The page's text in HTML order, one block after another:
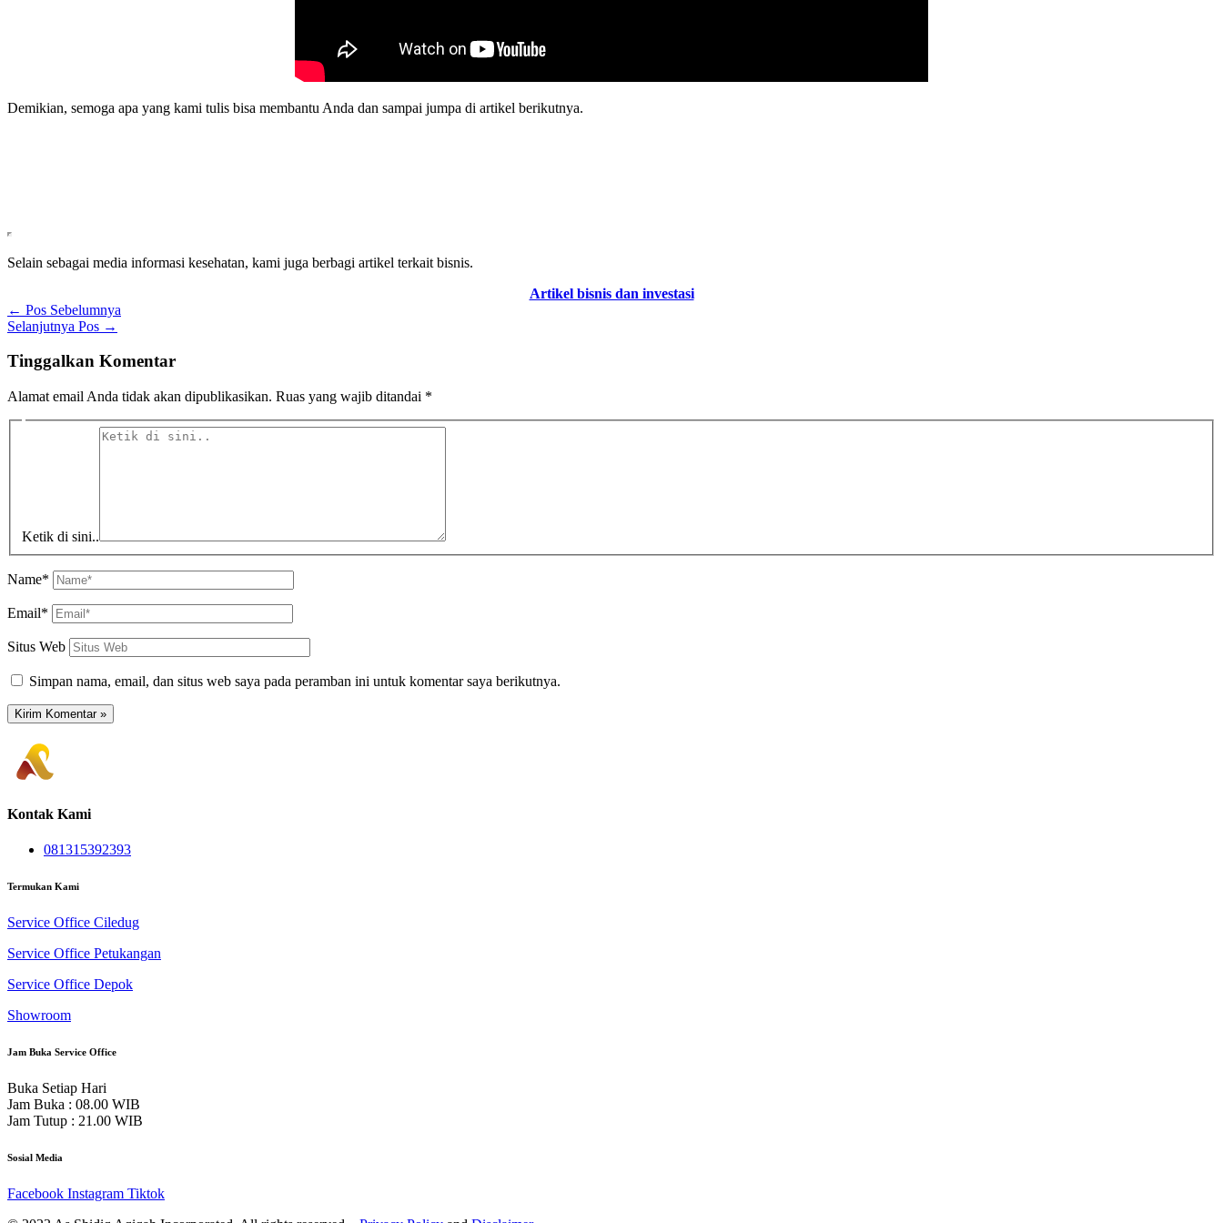
Demikian, semoga apa yang kami tulis bisa membantu Anda dan sampai jumpa di artikel berikutnya.
Selain sebagai media informasi kesehatan, kami juga berbagi artikel terkait bisnis.
Artikel bisnis dan investasi
← Pos Sebelumnya
Selanjutnya Pos →
Tinggalkan Komentar
Alamat email Anda tidak akan dipublikasikan. Ruas yang wajib ditandai *
Ketik di sini..
Name*
Email*
Situs Web
Simpan nama, email, dan situs web saya pada peramban ini untuk komentar saya berikutnya.
Kontak Kami
081315392393
Termukan Kami
Service Office Ciledug
Service Office Petukangan
Service Office Depok
Showroom
Jam Buka Service Office
Buka Setiap Hari
Jam Buka : 08.00 WIB
Jam Tutup : 21.00 WIB
Sosial Media
Facebook Instagram Tiktok